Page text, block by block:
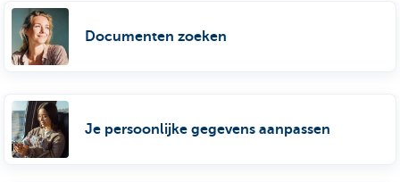
Documenten zoeken
Je persoonlijke gegevens aanpassen